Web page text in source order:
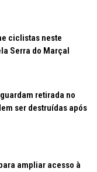
ciclistas neste
Serra do Marçal
retirada no
ser destruídas após
ampliar acesso à